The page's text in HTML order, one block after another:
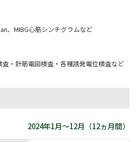
、MIBG心筋シンチグラムなど
・針筋電図検査・各種誘発電位検査など
2024年1月～12月（12ヵ月間）